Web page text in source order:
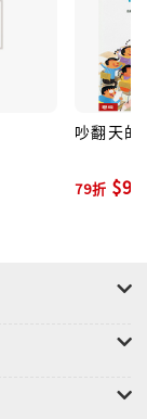
吵翻天的
79折 $94